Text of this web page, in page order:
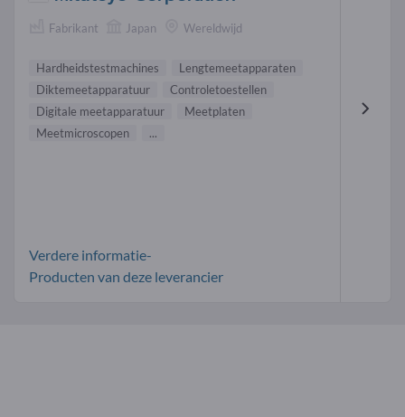
Fabrikant Japan Wereldwijd
Hardheidstestmachines
Lengtemeetapparaten
Diktemeetapparatuur
Controletoestellen
Digitale meetapparatuur
Meetplaten
Meetmicroscopen
...
Verdere informatie-
Producten van deze leverancier